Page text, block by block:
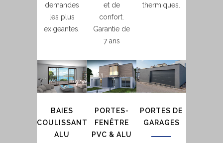
demandes
les plus
exigeantes.
et de
confort.
Garantie de
7 ans
thermiques.
BAIES
COULISSANTES
ALU
PORTES-
FENÊTRE
PVC & ALU
PORTES DE
GARAGES